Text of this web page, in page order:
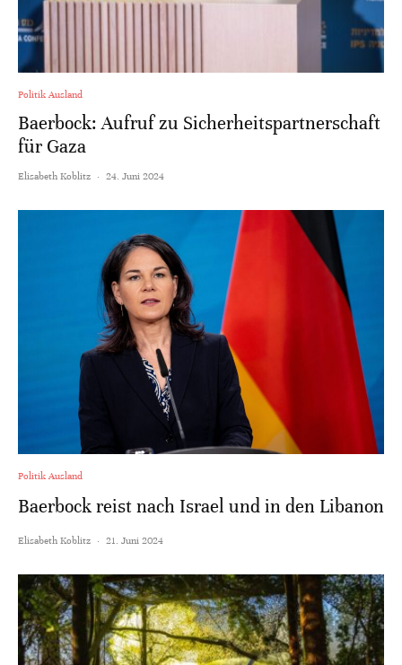
Politik Ausland
Baerbock: Aufruf zu Sicherheitspartnerschaft
für Gaza
Elisabeth Koblitz · 24. Juni 2024
Politik Ausland
Baerbock reist nach Israel und in den Libanon
Elisabeth Koblitz · 21. Juni 2024